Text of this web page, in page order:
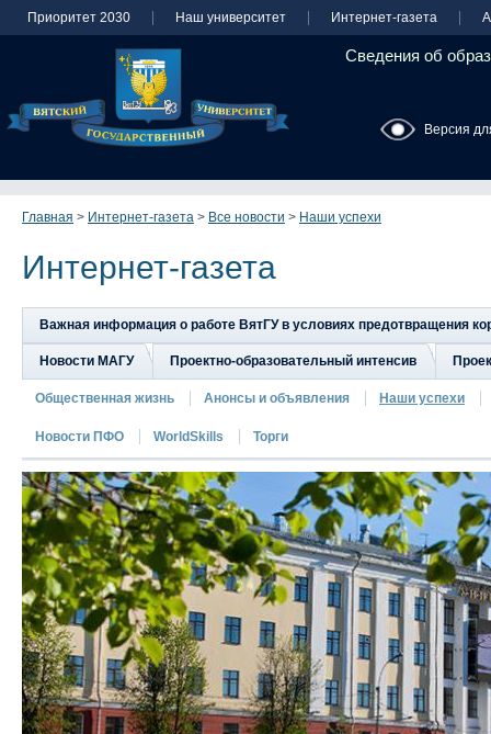
Приоритет 2030 Наш университет Интернет-газета
Сведения об
Версия
Главная > Интернет-газета > Все новости > Наши успехи
Интернет-газета
Важная информация о работе ВятГУ в условиях предотвращения
Новости МАГУ Проектно-образовательный интенсив
Общественная жизнь Анонсы и объявления Наши успехи
Новости ПФО WorldSkills Торги